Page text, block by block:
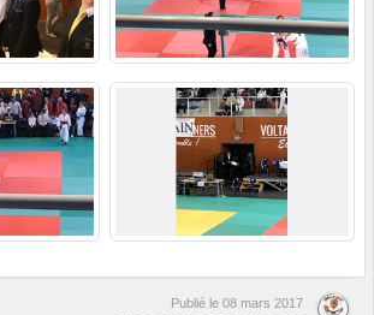
Publié le 08 mars 2017